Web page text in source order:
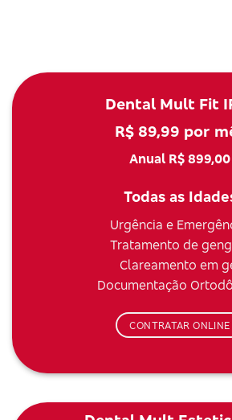
Dental Mult Fit
R$ 89,99 por
Anual R$ 899,00
Todas as
Urgência e
Tratamento de
Clareamento em
Documentação
CONTRATAR ONLINE